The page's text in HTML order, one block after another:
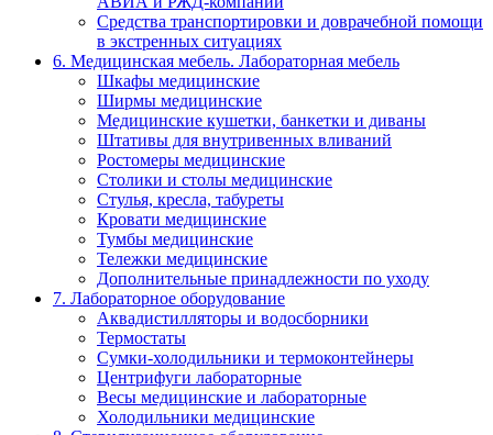
Средства транспортировки и доврачебной помощи
в экстренных ситуациях
6. Медицинская мебель. Лабораторная мебель
Шкафы медицинские
Ширмы медицинские
Медицинские кушетки, банкетки и диваны
Штативы для внутривенных вливаний
Ростомеры медицинские
Столики и столы медицинские
Стулья, кресла, табуреты
Кровати медицинские
Тумбы медицинские
Тележки медицинские
Дополнительные принадлежности по уходу
7. Лабораторное оборудование
Аквадистилляторы и водосборники
Термостаты
Сумки-холодильники и термоконтейнеры
Центрифуги лабораторные
Весы медицинские и лабораторные
Холодильники медицинские